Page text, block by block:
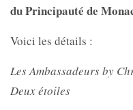
du Principauté de
Voici les détails :
Les Ambassadeurs by
Deux étoiles